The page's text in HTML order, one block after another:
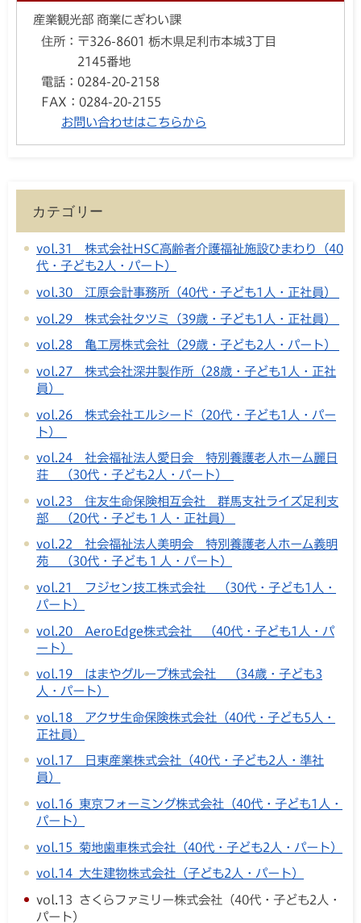
産業観光部 商業にぎわい課
住所： 〒326-8601 栃木県足利市本城3丁目
2145番地
電話： 0284-20-2158
FAX： 0284-20-2155
お問い合わせはこちらから
カテゴリー
vol.31 株式会社HSC高齢者介護福祉施設ひまわり（40
代・子ども2人・パート）
vol.30 江原会計事務所（40代・子ども1人・正社員）
vol.29 株式会社タツミ（39歳・子ども1人・正社員）
vol.28 亀工房株式会社（29歳・子ども2人・パート）
vol.27 株式会社深井製作所（28歳・子ども1人・正社
員）
vol.26 株式会社エルシード（20代・子ども1人・パー
ト）
vol.24 社会福祉法人愛日会 特別養護老人ホーム麗日
荘 （30代・子ども2人・パート）
vol.23 住友生命保険相互会社 群馬支社ライズ足利支
部 （20代・子ども１人・正社員）
vol.22 社会福祉法人美明会 特別養護老人ホーム義明
苑 （30代・子ども１人・パート）
vol.21 フジセン技工株式会社 （30代・子ども1人・
パート）
vol.20 AeroEdge株式会社 （40代・子ども1人・パ
ート）
vol.19 はまやグループ株式会社 （34歳・子ども3
人・パート）
vol.18 アクサ生命保険株式会社（40代・子ども5人・
正社員）
vol.17 日東産業株式会社（40代・子ども2人・準社
員）
vol.16 東京フォーミング株式会社（40代・子ども1人・
パート）
vol.15 菊地歯車株式会社（40代・子ども2人・パート）
vol.14 大生建物株式会社（子ども2人・パート）
vol.13 さくらファミリー株式会社（40代・子ども2人・
パート）